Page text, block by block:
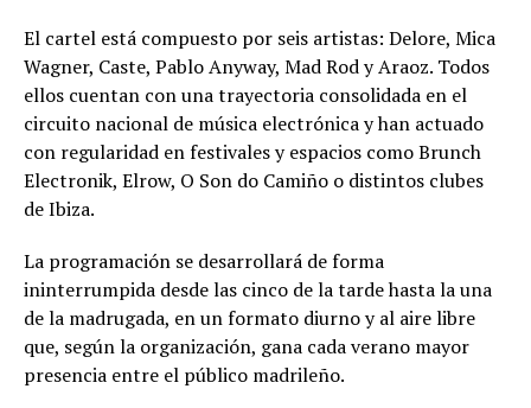
El cartel está compuesto por seis artistas: Delore, Mica
Wagner, Caste, Pablo Anyway, Mad Rod y Araoz. Todos
ellos cuentan con una trayectoria consolidada en el
circuito nacional de música electrónica y han actuado
con regularidad en festivales y espacios como Brunch
Electronik, Elrow, O Son do Camiño o distintos clubes
de Ibiza.
La programación se desarrollará de forma
ininterrumpida desde las cinco de la tarde hasta la una
de la madrugada, en un formato diurno y al aire libre
que, según la organización, gana cada verano mayor
presencia entre el público madrileño.